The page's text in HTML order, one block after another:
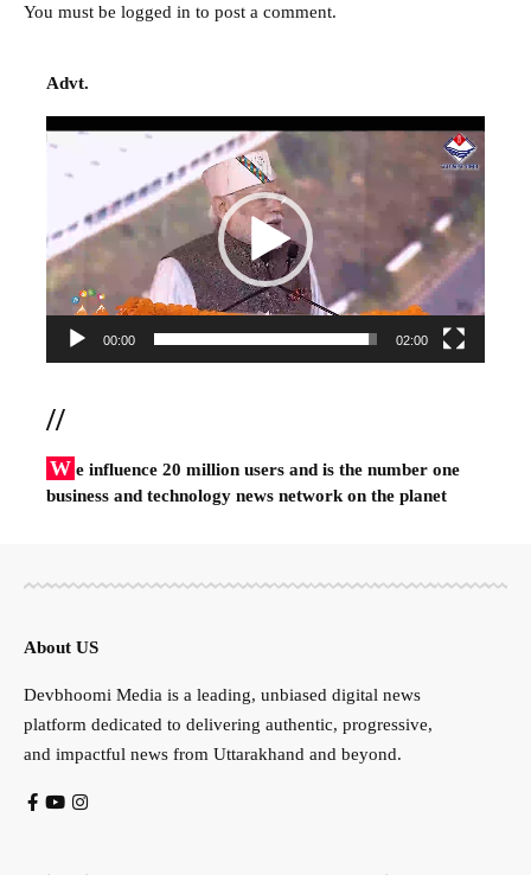
You must be logged in to post a comment.
Advt.
Video
00:00 02:00
//
W e influence 20 million users and is the number one
business and technology news network on the planet
About US
Devbhoomi Media is a leading, unbiased digital news
platform dedicated to delivering authentic, progressive,
and impactful news from Uttarakhand and beyond.